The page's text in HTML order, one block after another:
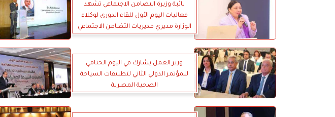
نائبة وزيرة التضامن الاجتماعي تشهد
فعاليات اليوم الأول للقاء الدوري لوكلاء
الوزارة مديري مديريات التضامن الاجتماعي
وزير العمل يشارك في اليوم الختامي
للمؤتمر الدولي الثاني لتطبيقات السياحة
الصحية المصرية